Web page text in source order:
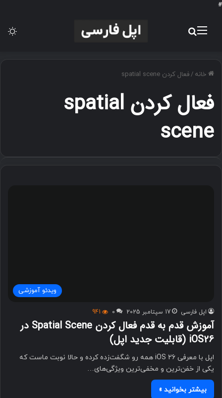
#
منو
خانه /فعال کردن spatial scene
فعال کردن spatial
scene
ویدئو آموزشی
اپل فارسی 17 سپتامبر 2025 0
941
آموزش قدم به قدم فعال کردن Spatial Scene در
iOS26 (قابلیت جدید اپل)
اپل با معرفی iOS 26 همه رو شگفت‌زده کرده و حالا نوبت ماست که
یکی از خفن‌ترین و مخفی‌ترین ویژگی‌های…
بیشتر بخوانید »